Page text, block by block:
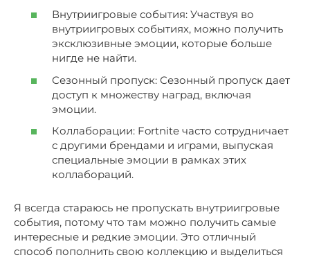
Внутриигровые события: Участвуя во
внутриигровых событиях, можно получить
эксклюзивные эмоции, которые больше
нигде не найти.
Сезонный пропуск: Сезонный пропуск дает
доступ к множеству наград, включая
эмоции.
Коллаборации: Fortnite часто сотрудничает
с другими брендами и играми, выпуская
специальные эмоции в рамках этих
коллабораций.
Я всегда стараюсь не пропускать внутриигровые
события, потому что там можно получить самые
интересные и редкие эмоции. Это отличный
способ пополнить свою коллекцию и выделиться